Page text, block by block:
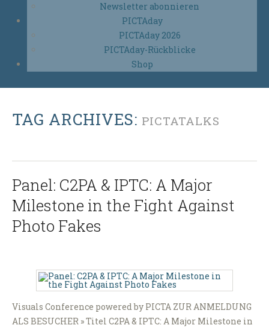
Newsletter abonnieren
PICTAday
PICTAday 2026
PICTAday-Rückblicke
Shop
TAG ARCHIVES: PICTATALKS
Panel: C2PA & IPTC: A Major
Milestone in the Fight Against
Photo Fakes
Visuals Conference powered by PICTA ZUR ANMELDUNG
ALS BESUCHER » Titel C2PA & IPTC: A Major Milestone in